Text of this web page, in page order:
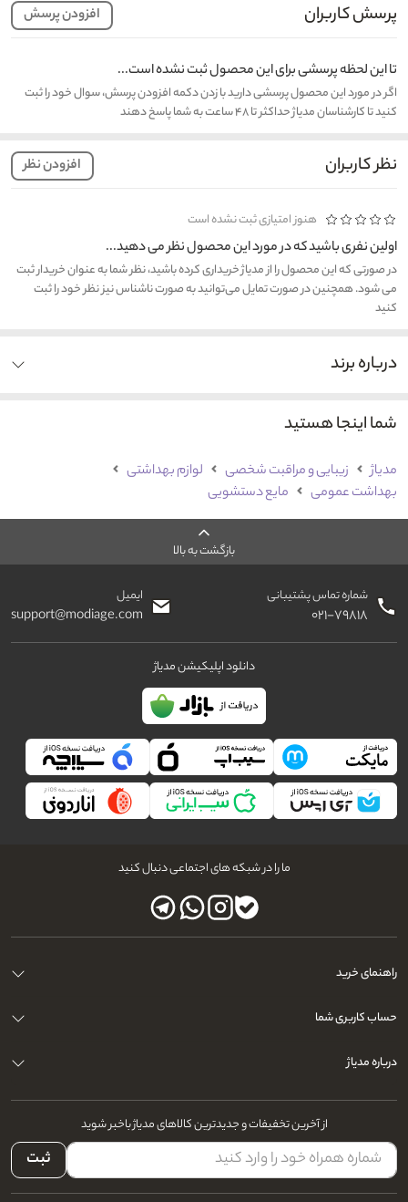
پرسش کاربران افزودن پرسش
تا این لحظه پرسشی برای این محصول ثبت نشده است...
اگر در مورد این محصول پرسشی دارید با زدن دکمه افزودن پرسش، سوال خود را ثبت
کنید تا کارشناسان مدیاژ حداکثر تا ۴۸ ساعت به شما پاسخ دهند
نظر کاربران افزودن نظر
هنوز امتیازی ثبت نشده است
اولین نفری باشید که در مورد این محصول نظر می دهید...
در صورتی که این محصول را از مدیاژ خریداری کرده باشید، نظر شما به عنوان خریدار ثبت
می شود. همچنین در صورت تمایل می‌توانید به صورت ناشناس نیز نظر خود را ثبت
کنید
درباره برند
شما اینجا هستید
مدیاژ زیبایی و مراقبت شخصی
لوازم بهداشتی
بهداشت عمومی
مایع دستشویی
بازگشت به بالا
شماره تماس پشتیبانی
۰۲۱-۷۹۸۱۸
ایمیل
support@modiage.com
دانلود اپلیکیشن مدیاژ
ما را در شبکه های اجتماعی دنبال کنید
راهنمای خرید
حساب کاربری شما
درباره مدیاژ
از آخرین تخفیفات و جدیدترین کالاهای مدیاژ باخبر شوید
ثبت